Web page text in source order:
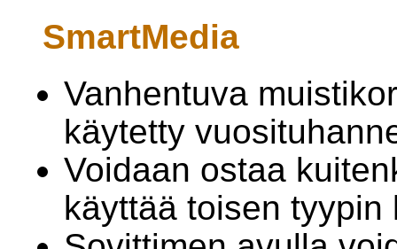
SmartMedia
Vanhentuva
käytetty
Voidaan ostaa
käyttää toisen tyypin